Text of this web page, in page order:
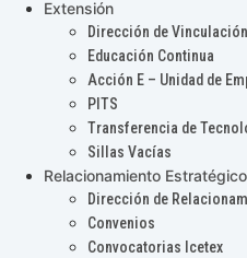
Extensión
Dirección de
Educación Continua
Acción E – Unidad de
PITS
Transferencia de
Sillas Vacías
Relacionamiento Estratégico
Dirección de
Convenios
Convocatorias Icetex